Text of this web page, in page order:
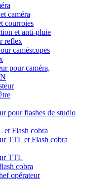
caméra
courroies
et anti-pluie
reflex
caméscopes
pour caméra,
pour flashes de studio
et Flash cobra
TTL et Flash cobra
TTL
cobra
opérateur